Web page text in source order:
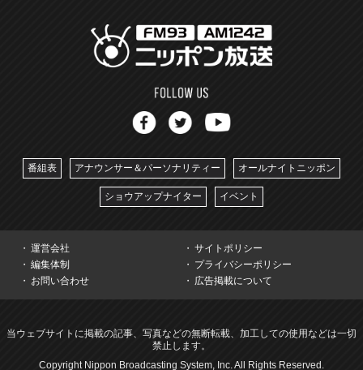
番組表 アナウンサー＆パーソナリティー オールナイトニッポン
ショウアップナイター イベント
運営会社
サイトポリシー
編集体制
プライバシーポリシー
お問い合わせ
広告掲載について
当ウェブサイトに掲載の記事、写真などの無断転載、加工しての使用などは一切
禁止します。
Copyright Nippon Broadcasting System, Inc. All Rights Reserved.